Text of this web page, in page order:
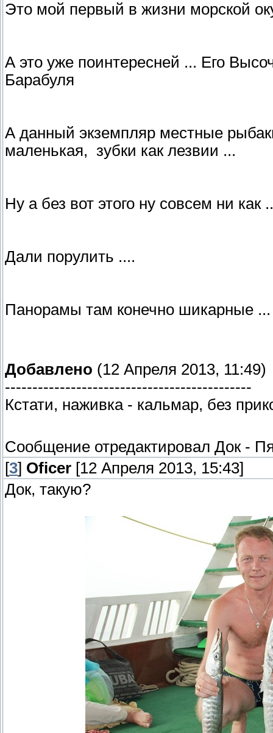
Это мой первый в жизни морской
А это уже поинтересней ... Его
Барабуля
А данный экземпляр местные
маленькая, зубки как лезвии ...
Ну а без вот этого ну совсем ни как
Дали порулить ....
Панорамы там конечно шикарные
Добавлено (12 Апреля 2013, 11:49)
---------------------------------------------
Кстати, наживка - кальмар, без
Сообщение отредактировал Док-
[3] Oficer [12 Апреля 2013, 15:43]
Док, такую?